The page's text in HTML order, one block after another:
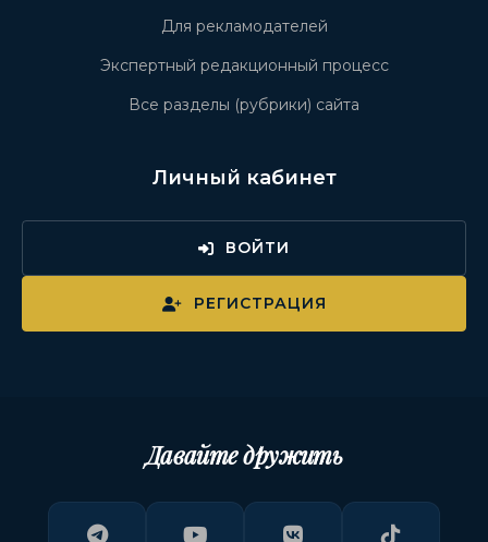
Для рекламодателей
Экспертный редакционный процесс
Все разделы (рубрики) сайта
Личный кабинет
ВОЙТИ
РЕГИСТРАЦИЯ
Давайте дружить